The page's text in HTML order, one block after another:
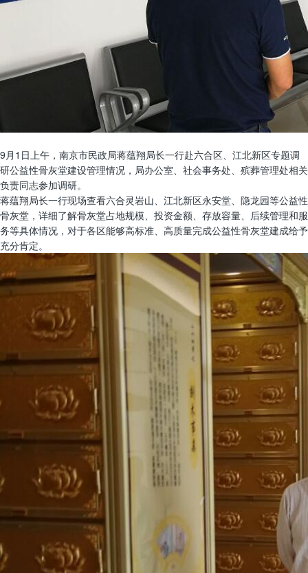
9月1日上午，南京市民政局蒋蕴翔局长一行赴六合区、江北新区专题调
研公益性骨灰堂建设管理情况，局办公室、社会事务处、殡葬管理处相关
负责同志参加调研。
蒋蕴翔局长一行现场查看六合灵岩山、江北新区永安堂、隐龙园等公益性
骨灰堂，详细了解骨灰堂占地规模、投资金额、存放容量、后续管理和服
务等具体情况，对于各区能够高标准、高质量完成公益性骨灰堂建成给予
充分肯定。